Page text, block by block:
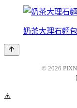
奶茶大理石麵
© 2026
⚠️